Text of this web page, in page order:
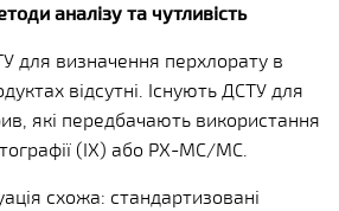
аналізу та чутливість
для визначення перхлорату в
відсутні. Існують ДСТУ для
які передбачають використання
(ІХ) або РХ-МС/МС.
схожа: стандартизовані